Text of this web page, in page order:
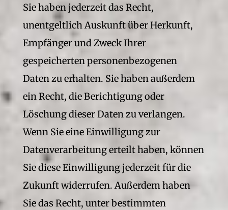
Sie haben jederzeit das Recht,
unentgeltlich Auskunft über Herkunft,
Empfänger und Zweck Ihrer
gespeicherten personenbezogenen
Daten zu erhalten. Sie haben außerdem
ein Recht, die Berichtigung oder
Löschung dieser Daten zu verlangen.
Wenn Sie eine Einwilligung zur
Datenverarbeitung erteilt haben, können
Sie diese Einwilligung jederzeit für die
Zukunft widerrufen. Außerdem haben
Sie das Recht, unter bestimmten